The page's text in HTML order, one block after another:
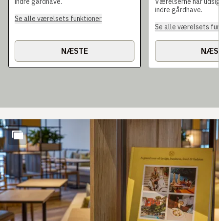
Se alle værelsets funktioner
NÆSTE
indre gårdhave.
Se alle værelsets